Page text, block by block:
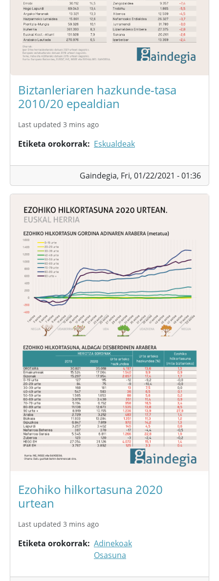
Biztanleriaren hazkunde-tasa
2010/20 epealdian
Last updated 3 mins ago
Etiketa orokorrak Eskualdeak
Gaindegia, Fri, 01/22/2021 - 01:36
Ezohiko hilkortasuna 2020
urtean
Last updated 3 mins ago
Etiketa orokorrak Adinekoak
Osasuna